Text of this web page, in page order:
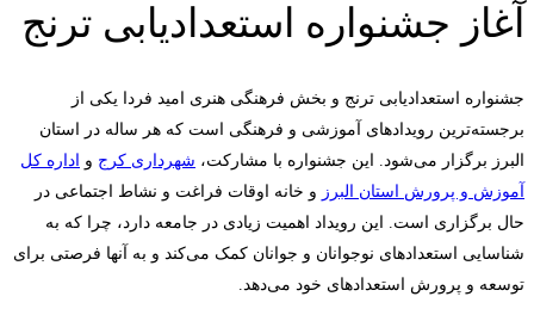
آغاز جشنواره استعدادیابی ترنج
جشنواره استعدادیابی ترنج و بخش فرهنگی هنری امید فردا یکی از
برجسته‌ترین رویدادهای آموزشی و فرهنگی است که هر ساله در استان
البرز برگزار می‌شود. این جشنواره با مشارکت، شهرداری کرج و اداره کل
آموزش و پرورش استان البرز و خانه اوقات فراغت و نشاط اجتماعی در
حال برگزاری است. این رویداد اهمیت زیادی در جامعه دارد، چرا که به
شناسایی استعدادهای نوجوانان و جوانان کمک می‌کند و به آنها فرصتی برای
توسعه و پرورش استعدادهای خود می‌دهد.